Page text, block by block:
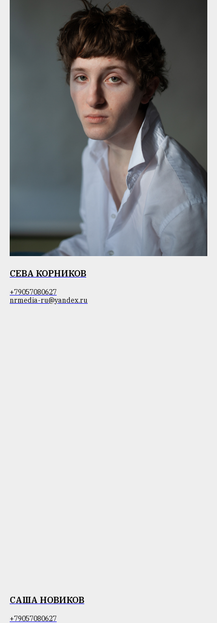
СЕВА КОРНИКОВ
+79057080627
nrmedia-ru@yandex.ru
САША НОВИКОВ
+79057080627